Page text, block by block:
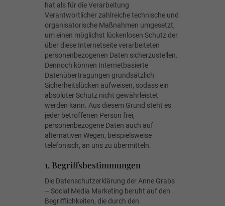
hat als für die Verarbeitung
Verantwortlicher zahlreiche technische und
organisatorische Maßnahmen umgesetzt,
um einen möglichst lückenlosen Schutz der
über diese Internetseite verarbeiteten
personenbezogenen Daten sicherzustellen.
Dennoch können Internetbasierte
Datenübertragungen grundsätzlich
Sicherheitslücken aufweisen, sodass ein
absoluter Schutz nicht gewährleistet
werden kann. Aus diesem Grund steht es
jeder betroffenen Person frei,
personenbezogene Daten auch auf
alternativen Wegen, beispielsweise
telefonisch, an uns zu übermitteln.
1. Begriffsbestimmungen
Die Datenschutzerklärung der Anne Grabs
– Social Media Marketing beruht auf den
Begrifflichkeiten, die durch den